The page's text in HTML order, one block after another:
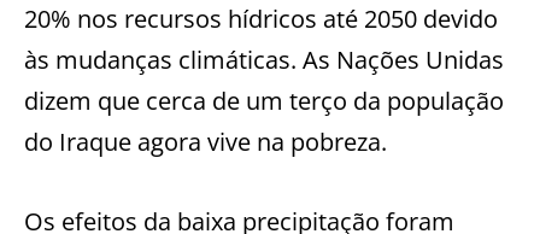
20% nos recursos hídricos até 2050 devido
às mudanças climáticas. As Nações Unidas
dizem que cerca de um terço da população
do Iraque agora vive na pobreza.
Os efeitos da baixa precipitação foram